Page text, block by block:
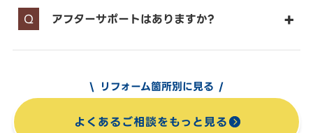
アフターサポートはありますか?
リフォーム箇所別に見る
よくあるご相談をもっと見る